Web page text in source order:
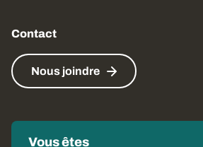
Contact
Nous joindre
Vous êtes